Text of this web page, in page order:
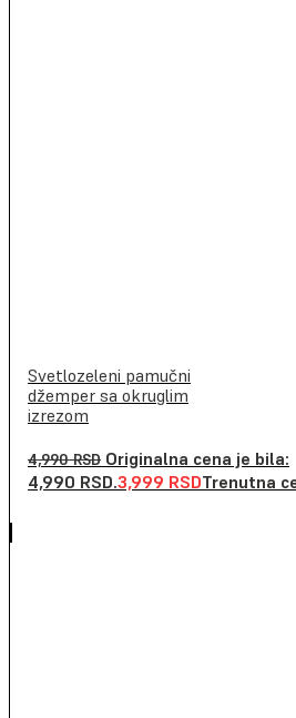
Svetlozeleni pamučni
džemper sa okruglim
izrezom
4,990RSD Originalna cena je bila:
4,990 RSD.3,999 RSDTrenutna